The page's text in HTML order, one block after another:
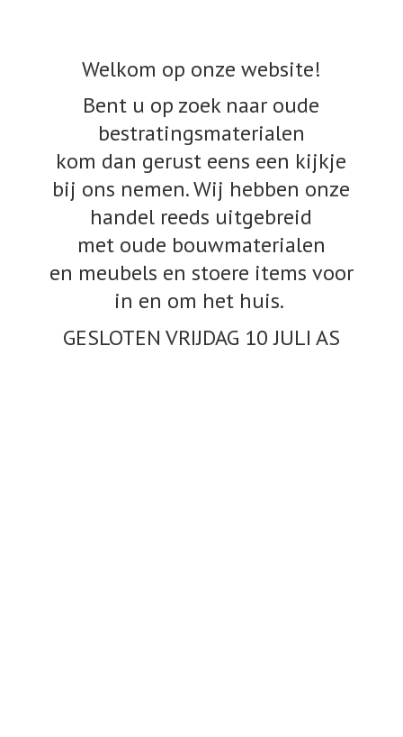
Welkom op onze website!
Bent u op zoek naar oude
bestratingsmaterialen
kom dan gerust eens een kijkje
bij ons nemen. Wij hebben onze
handel reeds uitgebreid
met oude bouwmaterialen
en meubels en stoere items voor
in en om het huis.
GESLOTEN VRIJDAG 10JULI AS